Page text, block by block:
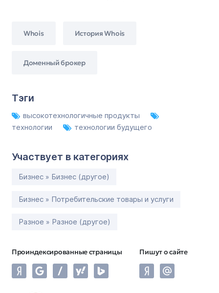
Whois История Whois
Доменный брокер
Тэги
высокотехнологичные продукты
технологии
технологии будущего
Участвует в категориях
Бизнес » Бизнес (другое)
Бизнес » Потребительские товары и услуги
Разное » Разное (другое)
Проиндексированные страницы Пишут о сайте